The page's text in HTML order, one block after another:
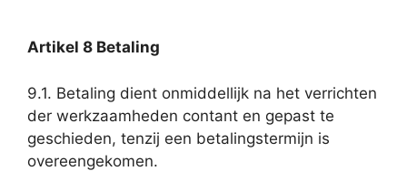
Artikel 8 Betaling
9.1. Betaling dient onmiddellijk na het verrichten
der werkzaamheden contant en gepast te
geschieden, tenzij een betalingstermijn is
overeengekomen.